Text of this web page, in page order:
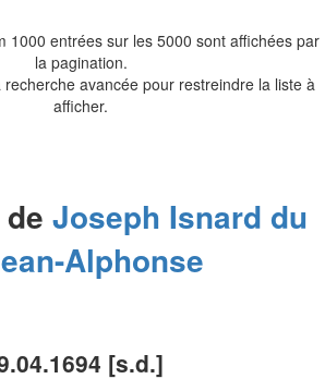
1000 entrées sur les 5000 sont affichées par
la pagination.
avancée pour restreindre la liste à
afficher.
Joseph Isnard du
Alphonse
[s.d.]